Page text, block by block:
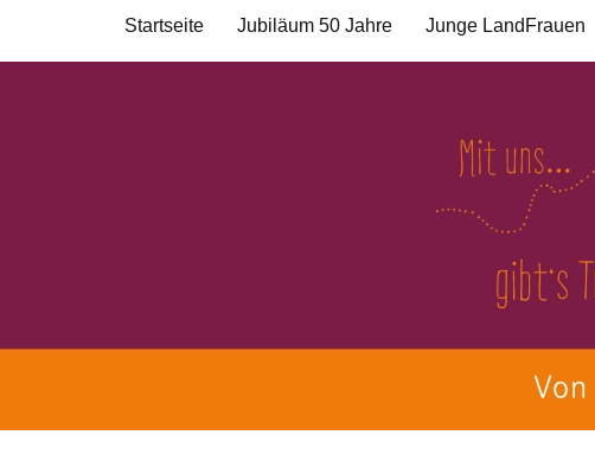
Startseite Jubiläum 50 Jahre Junge LandFrauen